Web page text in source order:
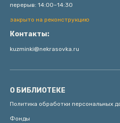
перерыв: 14:00–14:30
закрыто на реконструкцию
Контакты:
kuzminki@nekrasovka.ru
О БИБЛИОТЕКЕ
Политика обработки персональных
Фонды